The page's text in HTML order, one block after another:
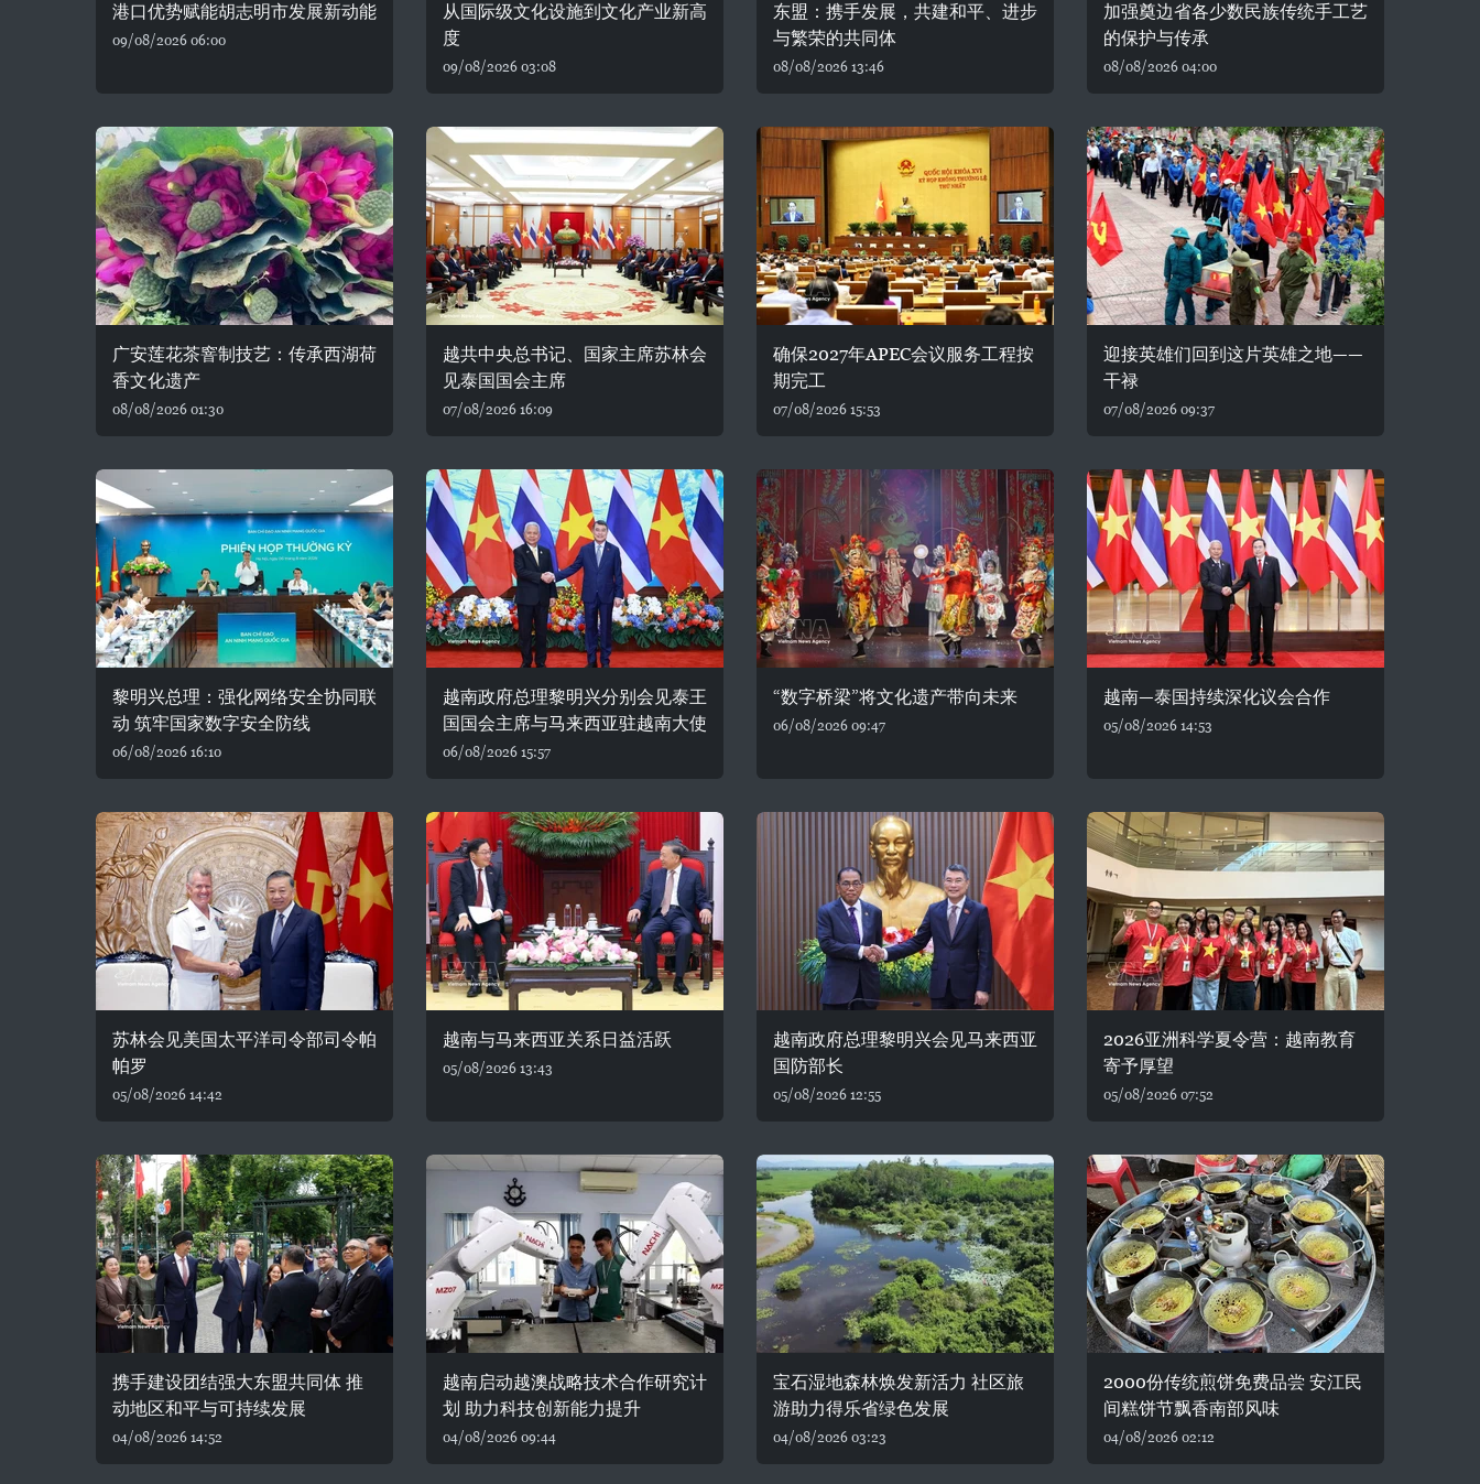
港口优势赋能胡志明市发展新动能
09/08/2026 06:00
从国际级文化设施到文化产业新高
度
09/08/2026 03:08
东盟：携手发展，共建和平、进步
与繁荣的共同体
08/08/2026 13:46
加强奠边省各少数民族传统手工艺
的保护与传承
08/08/2026 04:00
广安莲花茶窨制技艺：传承西湖荷
香文化遗产
08/08/2026 01:30
越共中央总书记、国家主席苏林会
见泰国国会主席
07/08/2026 16:09
确保2027年APEC会议服务工程按
期完工
07/08/2026 15:53
迎接英雄们回到这片英雄之地——
干禄
07/08/2026 09:37
黎明兴总理：强化网络安全协同联
动 筑牢国家数字安全防线
06/08/2026 16:10
越南政府总理黎明兴分别会见泰王
国国会主席与马来西亚驻越南大使
06/08/2026 15:57
“数字桥梁”将文化遗产带向未来
06/08/2026 09:47
越南—泰国持续深化议会合作
05/08/2026 14:53
苏林会见美国太平洋司令部司令帕
帕罗
05/08/2026 14:42
越南与马来西亚关系日益活跃
05/08/2026 13:43
越南政府总理黎明兴会见马来西亚
国防部长
05/08/2026 12:55
2026亚洲科学夏令营：越南教育
寄予厚望
05/08/2026 07:52
携手建设团结强大东盟共同体 推
动地区和平与可持续发展
04/08/2026 14:52
越南启动越澳战略技术合作研究计
划 助力科技创新能力提升
04/08/2026 09:44
宝石湿地森林焕发新活力 社区旅
游助力得乐省绿色发展
04/08/2026 03:23
2000份传统煎饼免费品尝 安江民
间糕饼节飘香南部风味
04/08/2026 02:12